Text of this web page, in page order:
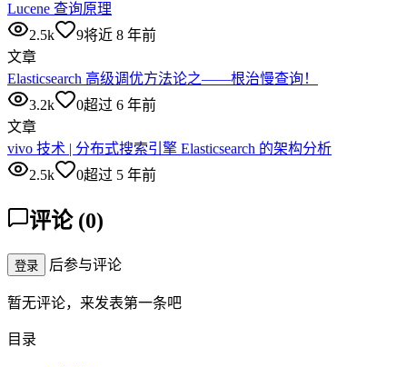
Lucene 查询原理
2.5k
9将近 8 年前
文章
Elasticsearch 高级调优方法论之——根治慢查询！
3.2k
0超过 6 年前
文章
vivo 技术 | 分布式搜索引擎 Elasticsearch 的架构分析
2.5k
0超过 5 年前
评论 (0)
登录 后参与评论
暂无评论，来发表第一条吧
目录